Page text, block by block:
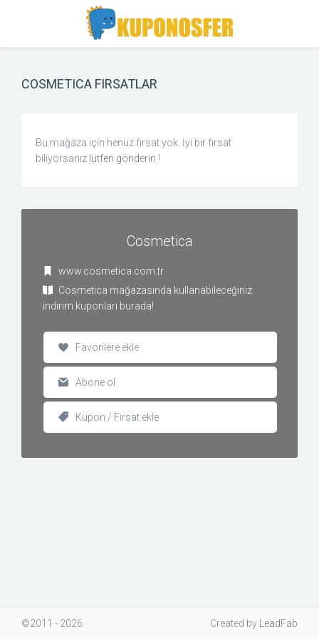
navigation
COSMETICA FIRSATLAR
Bu mağaza için henüz fırsat yok. İyi bir fırsat
biliyorsanız lütfen gönderin !
Cosmetica
www.cosmetica.com.tr
Cosmetica mağazasında kullanabileceğiniz
indirim kuponları burada!
Favorilere ekle
Abone ol
Kupon / Fırsat ekle
©2011 - 2026 Created by LeadFab